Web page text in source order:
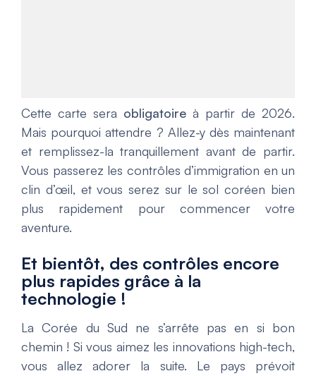
Cette carte sera obligatoire à partir de 2026.
Mais pourquoi attendre ? Allez-y dès maintenant
et remplissez-la tranquillement avant de partir.
Vous passerez les contrôles d’immigration en un
clin d’œil, et vous serez sur le sol coréen bien
plus rapidement pour commencer votre
aventure.
Et bientôt, des contrôles encore
plus rapides grâce à la
technologie !
La Corée du Sud ne s’arrête pas en si bon
chemin ! Si vous aimez les innovations high-tech,
vous allez adorer la suite. Le pays prévoit